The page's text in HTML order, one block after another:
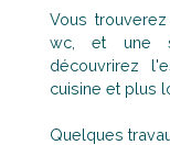
Vous
wc, et une
découvrirez
cuisine et plus
Quelques